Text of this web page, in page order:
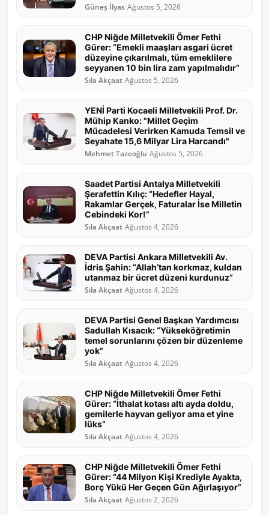
Güneş İlyas Ağustos 5, 2026
CHP Niğde Milletvekili Ömer Fethi
Gürer: “Emekli maaşları asgari ücret
düzeyine çıkarılmalı, tüm emeklilere
seyyanen 10 bin lira zam yapılmalıdır”
Sıla Akçaat Ağustos 5, 2026
YENİ Parti Kocaeli Milletvekili Prof. Dr.
Mühip Kanko: "Millet Geçim
Mücadelesi Verirken Kamuda Temsil ve
Seyahate 15,6 Milyar Lira Harcandı"
Mehmet Tazeoğlu Ağustos 5, 2026
Saadet Partisi Antalya Milletvekili
Şerafettin Kılıç: “Hedefler Hayal,
Rakamlar Gerçek, Faturalar İse Milletin
Cebindeki Kor!”
Sıla Akçaat Ağustos 4, 2026
DEVA Partisi Ankara Milletvekili Av.
İdris Şahin: “Allah’tan korkmaz, kuldan
utanmaz bir ücret düzeni kurdunuz”
Sıla Akçaat Ağustos 4, 2026
DEVA Partisi Genel Başkan Yardımcısı
Sadullah Kısacık: “Yükseköğretimin
temel sorunlarını çözen bir düzenleme
yok”
Sıla Akçaat Ağustos 4, 2026
CHP Niğde Milletvekili Ömer Fethi
Gürer: “İthalat kotası altı ayda doldu,
gemilerle hayvan geliyor ama et yine
lüks”
Sıla Akçaat Ağustos 4, 2026
CHP Niğde Milletvekili Ömer Fethi
Gürer: “44 Milyon Kişi Krediyle Ayakta,
Borç Yükü Her Geçen Gün Ağırlaşıyor”
Sıla Akçaat Ağustos 2, 2026